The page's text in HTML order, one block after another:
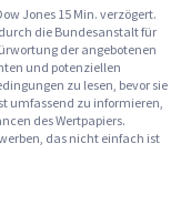
Jones 15 Min. verzögert.
die Bundesanstalt für
der angebotenen
und potenziellen
zu lesen, bevor sie
umfassend zu informieren,
des Wertpapiers.
das nicht einfach ist